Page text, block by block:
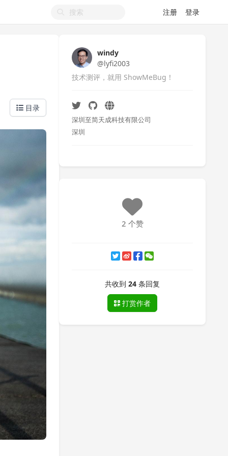
注册 登录
目录
windy
@lyfi2003
技术测评，就用 ShowMeBug！
深圳至简天成科技有限公司
深圳
2 个赞
共收到 24 条回复
打赏作者